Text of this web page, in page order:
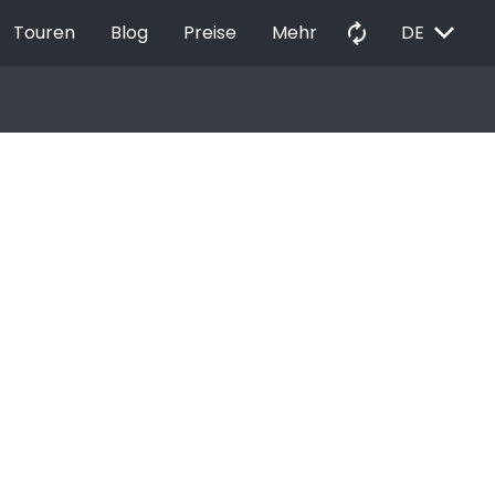
Touren Blog Preise Mehr autorenew DE EXPAND_MORE